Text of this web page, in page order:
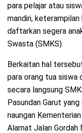
para pelajar atau
mandiri,
daftarkan segera
Swasta (SMKS).
Berkaitan hal
para orang tua siswa
secara langsung
Pasundan Garut
naungan
Alamat Jalan Gordah